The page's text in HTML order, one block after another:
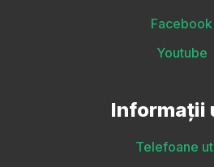
Facebook
Youtube
Informații
Telefoane